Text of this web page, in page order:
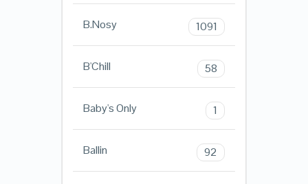
B.Nosy 1091
B'Chill 58
Baby's Only 1
Ballin 92